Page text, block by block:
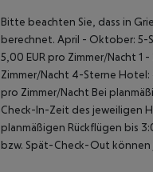
Bitte beachten Sie, dass in
berechnet. April - Oktober: 5-
5,00 EUR pro Zimmer/Nacht 1
Zimmer/Nacht 4-Sterne Hotel:
pro Zimmer/Nacht Bei
Check-In-Zeit des jeweiligen
planmäßigen Rückflügen bis
bzw. Spät-Check-Out können